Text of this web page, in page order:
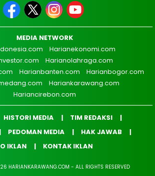
MEDIA NETWORK
Harianekonomi.com
Harianolahraga.com
Harianbanten.com
Harianbogor.com
Hariankarawang.com
Hariancirebon.com
HISTORI MEDIA
TIM REDAKSI
PEDOMAN MEDIA
HAK JAWAB
IKLAN
KONTAK IKLAN
HARIANKARAWANG.COM - ALL RIGHTS RESERVED